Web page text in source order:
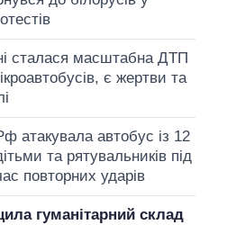
сталася масштабна ДТП
є жертви та
атакувала автобус із 12
та рятувальників під
повторних ударів
гуманітарний склад